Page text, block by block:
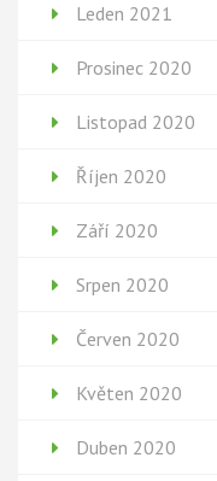
Leden 2021
Prosinec 2020
Listopad 2020
Říjen 2020
Září 2020
Srpen 2020
Červen 2020
Květen 2020
Duben 2020